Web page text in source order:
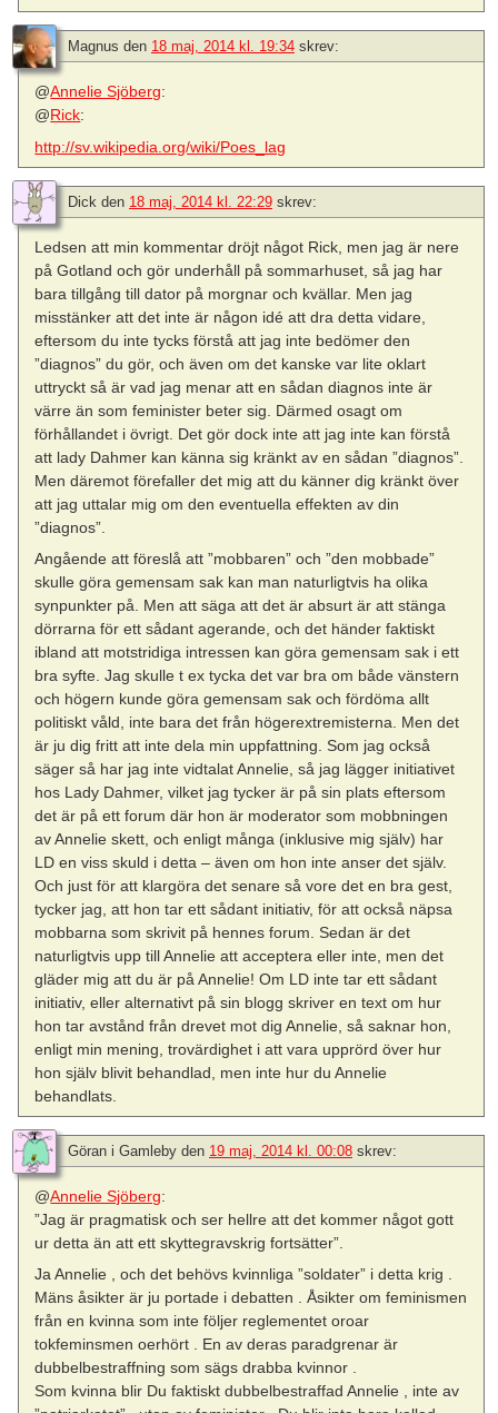
Magnus den 18 maj, 2014 kl. 19:34 skrev:
@Annelie Sjöberg:
@Rick:
http://sv.wikipedia.org/wiki/Poes_lag
Dick den 18 maj, 2014 kl. 22:29 skrev:
Ledsen att min kommentar dröjt något Rick, men jag är nere
på Gotland och gör underhåll på sommarhuset, så jag har
bara tillgång till dator på morgnar och kvällar. Men jag
misstänker att det inte är någon idé att dra detta vidare,
eftersom du inte tycks förstå att jag inte bedömer den
”diagnos” du gör, och även om det kanske var lite oklart
uttryckt så är vad jag menar att en sådan diagnos inte är
värre än som feminister beter sig. Därmed osagt om
förhållandet i övrigt. Det gör dock inte att jag inte kan förstå
att lady Dahmer kan känna sig kränkt av en sådan ”diagnos”.
Men däremot förefaller det mig att du känner dig kränkt över
att jag uttalar mig om den eventuella effekten av din
”diagnos”.
Angående att föreslå att ”mobbaren” och ”den mobbade”
skulle göra gemensam sak kan man naturligtvis ha olika
synpunkter på. Men att säga att det är absurt är att stänga
dörrarna för ett sådant agerande, och det händer faktiskt
ibland att motstridiga intressen kan göra gemensam sak i ett
bra syfte. Jag skulle t ex tycka det var bra om både vänstern
och högern kunde göra gemensam sak och fördöma allt
politiskt våld, inte bara det från högerextremisterna. Men det
är ju dig fritt att inte dela min uppfattning. Som jag också
säger så har jag inte vidtalat Annelie, så jag lägger initiativet
hos Lady Dahmer, vilket jag tycker är på sin plats eftersom
det är på ett forum där hon är moderator som mobbningen
av Annelie skett, och enligt många (inklusive mig själv) har
LD en viss skuld i detta – även om hon inte anser det själv.
Och just för att klargöra det senare så vore det en bra gest,
tycker jag, att hon tar ett sådant initiativ, för att också näpsa
mobbarna som skrivit på hennes forum. Sedan är det
naturligtvis upp till Annelie att acceptera eller inte, men det
gläder mig att du är på Annelie! Om LD inte tar ett sådant
initiativ, eller alternativt på sin blogg skriver en text om hur
hon tar avstånd från drevet mot dig Annelie, så saknar hon,
enligt min mening, trovärdighet i att vara upprörd över hur
hon själv blivit behandlad, men inte hur du Annelie
behandlats.
Göran i Gamleby den 19 maj, 2014 kl. 00:08 skrev:
@Annelie Sjöberg:
”Jag är pragmatisk och ser hellre att det kommer något gott
ur detta än att ett skyttegravskrig fortsätter”.
Ja Annelie , och det behövs kvinnliga ”soldater” i detta krig .
Mäns åsikter är ju portade i debatten . Åsikter om feminismen
från en kvinna som inte följer reglementet oroar
tokfeminsmen oerhört . En av deras paradgrenar är
dubbelbestraffning som sägs drabba kvinnor .
Som kvinna blir Du faktiskt dubbelbestraffad Annelie , inte av